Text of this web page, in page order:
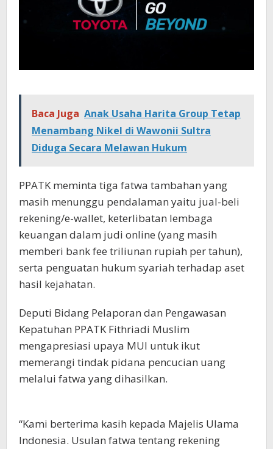
Baca Juga Anak Usaha Harita Group Tetap
Menambang Nikel di Wawonii Sultra
Diduga Secara Melawan Hukum
PPATK meminta tiga fatwa tambahan yang
masih menunggu pendalaman yaitu jual-beli
rekening/e-wallet, keterlibatan lembaga
keuangan dalam judi online (yang masih
memberi bank fee triliunan rupiah per tahun),
serta penguatan hukum syariah terhadap aset
hasil kejahatan.
Deputi Bidang Pelaporan dan Pengawasan
Kepatuhan PPATK Fithriadi Muslim
mengapresiasi upaya MUI untuk ikut
memerangi tindak pidana pencucian uang
melalui fatwa yang dihasilkan.
“Kami berterima kasih kepada Majelis Ulama
Indonesia. Usulan fatwa tentang rekening